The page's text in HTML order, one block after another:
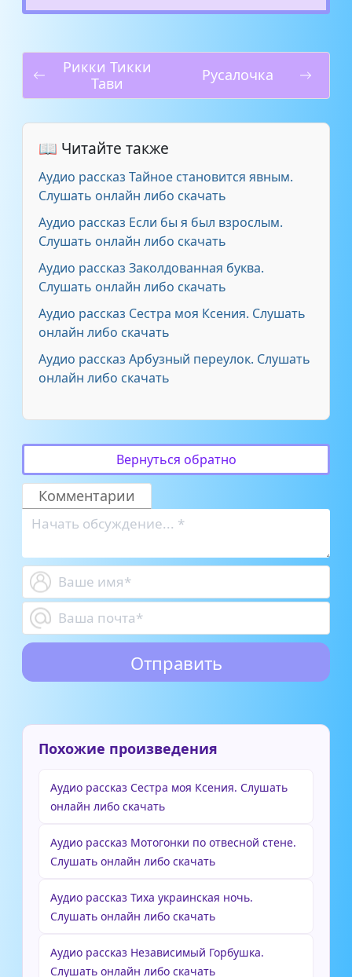
Рикки Тикки
Тави
Русалочка
📖 Читайте также
Аудио рассказ Тайное становится явным.
Слушать онлайн либо скачать
Аудио рассказ Если бы я был взрослым.
Слушать онлайн либо скачать
Аудио рассказ Заколдованная буква.
Слушать онлайн либо скачать
Аудио рассказ Сестра моя Ксения. Слушать
онлайн либо скачать
Аудио рассказ Арбузный переулок. Слушать
онлайн либо скачать
Вернуться обратно
Комментарии
Похожие произведения
Аудио рассказ Сестра моя Ксения. Слушать
онлайн либо скачать
Аудио рассказ Мотогонки по отвесной стене.
Слушать онлайн либо скачать
Аудио рассказ Тиха украинская ночь.
Слушать онлайн либо скачать
Аудио рассказ Независимый Горбушка.
Слушать онлайн либо скачать